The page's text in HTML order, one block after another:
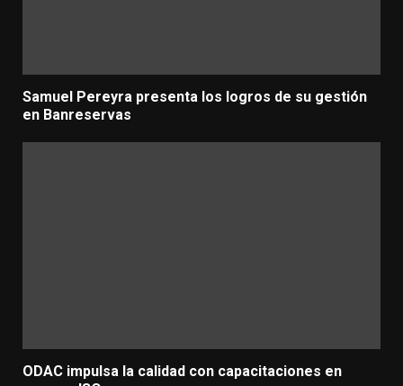
Samuel Pereyra presenta los logros de su gestión
en Banreservas
ODAC impulsa la calidad con capacitaciones en